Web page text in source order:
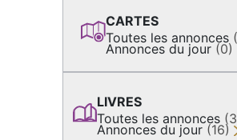
CARTES
Toutes les annonces
Annonces du jour (0)
LIVRES
Toutes les annonces
Annonces du jour (16)